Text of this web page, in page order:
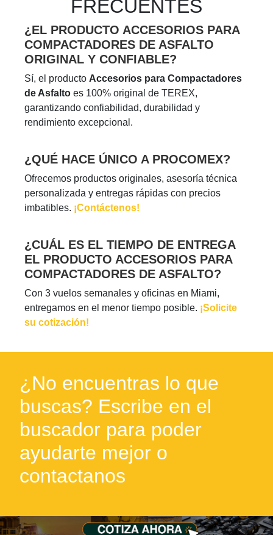
FRECUENTES
¿EL PRODUCTO ACCESORIOS PARA
COMPACTADORES DE ASFALTO
ORIGINAL Y CONFIABLE?
Sí, el producto Accesorios para Compactadores
de Asfalto es 100% original de TEREX,
garantizando confiabilidad, durabilidad y
rendimiento excepcional.
¿QUÉ HACE ÚNICO A PROCOMEX?
Ofrecemos productos originales, asesoría técnica
personalizada y entregas rápidas con precios
imbatibles. ¡Contáctenos!
¿CUÁL ES EL TIEMPO DE ENTREGA
EL PRODUCTO ACCESORIOS PARA
COMPACTADORES DE ASFALTO?
Con 3 vuelos semanales y oficinas en Miami,
entregamos en el menor tiempo posible. ¡Solicite
su cotización!
¿No encuentras lo que
buscas? Escribe en el
buscador para poder
ayudarte mejor o
contactanos